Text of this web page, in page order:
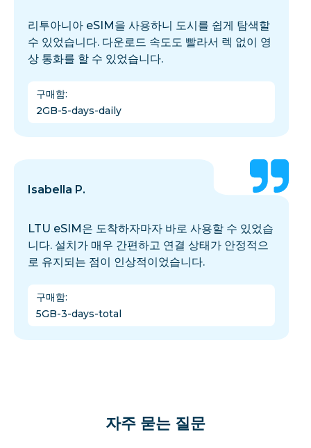
리투아니아 eSIM을 사용하니 도시를 쉽게 탐색할
수 있었습니다. 다운로드 속도도 빨라서 렉 없이 영
상 통화를 할 수 있었습니다.
구매함:
2GB-5-days-daily
Isabella P.
LTU eSIM은 도착하자마자 바로 사용할 수 있었습
니다. 설치가 매우 간편하고 연결 상태가 안정적으
로 유지되는 점이 인상적이었습니다.
구매함:
5GB-3-days-total
자주 묻는 질문